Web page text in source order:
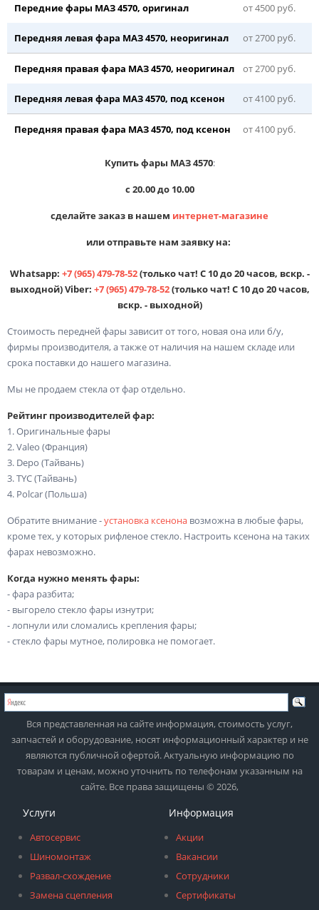
Передние фары МАЗ 4570, оригинал от 4500 руб.
Передняя левая фара МАЗ 4570, неоригинал от 2700 руб.
Передняя правая фара МАЗ 4570, неоригинал от 2700 руб.
Передняя левая фара МАЗ 4570, под ксенон от 4100 руб.
Передняя правая фара МАЗ 4570, под ксенон от 4100 руб.
Купить фары МАЗ 4570:
с 20.00 до 10.00
сделайте заказ в нашем интернет-магазине
или отправьте нам заявку на:
Whatsapp: +7 (965) 479-78-52(только чат! С 10 до 20 часов, вскр. -
выходной) Viber: +7 (965) 479-78-52(только чат! С 10 до 20 часов,
вскр. - выходной)
Стоимость передней фары зависит от того, новая она или б/у,
фирмы производителя, а также от наличия на нашем складе или
срока поставки до нашего магазина.
Мы не продаем стекла от фар отдельно.
Рейтинг производителей фар:
1. Оригинальные фары
2. Valeo (Франция)
3. Depo (Тайвань)
3. TYC (Тайвань)
4. Polcar (Польша)
Обратите внимание -установка ксенона возможна в любые фары,
кроме тех, у которых рифленое стекло. Настроить ксенона на таких
фарах невозможно.
Когда нужно менять фары:
- фара разбита;
- выгорело стекло фары изнутри;
- лопнули или сломались крепления фары;
- стекло фары мутное, полировка не помогает.
Вся представленная на сайте информация, стоимость услуг,
запчастей и оборудование, носят информационный характер и не
являются публичной офертой. Актуальную информацию по
товарам и ценам, можно уточнить по телефонам указанным на
сайте. Все права защищены © 2026,
Услуги
Автосервис
Шиномонтаж
Развал-схождение
Замена сцепления
Информация
Акции
Вакансии
Сотрудники
Сертификаты